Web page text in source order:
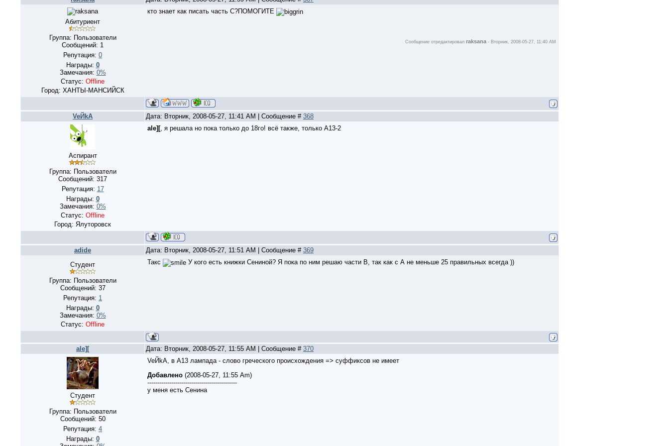
Абитуриент
Группа: Пользователи
Сообщений: 1
Репутация: 0
Награды: 0
Замечания: 0%
Статус: Offline
Город: ХАНТЫ-МАНСИЙСК
кто знает как писать часть С?ПОМОГИТЕ
Сообщение отредактировал raksana - Вторник, 2008-05-27, 11:40 AM
VeЙkA Дата: Вторник, 2008-05-27, 11:41 AM | Сообщение # 368
Аспирант
Группа: Пользователи
Сообщений: 317
Репутация: 17
Награды: 0
Замечания: 0%
Статус: Offline
Город: Ялуторовск
ale][, я решала но пока только до 18го! всё также, только А13-2
adide Дата: Вторник, 2008-05-27, 11:51 AM | Сообщение # 369
Студент
Группа: Пользователи
Сообщений: 37
Репутация: 1
Награды: 0
Замечания: 0%
Статус: Offline
Такс У кого есть книжки Сениной? Я пока по ним решаю части В, так как с А не меньше 25 правильных всегда ))
ale][ Дата: Вторник, 2008-05-27, 11:55 AM | Сообщение # 370
Студент
Группа: Пользователи
Сообщений: 50
Репутация: 4
Награды: 0
VeЙkA, в А13 лампада - слово греческого происхождения => суффиксов не имеет
Добавлено (2008-05-27, 11:55 Am)
---------------------------------------------
у меня есть Сенина